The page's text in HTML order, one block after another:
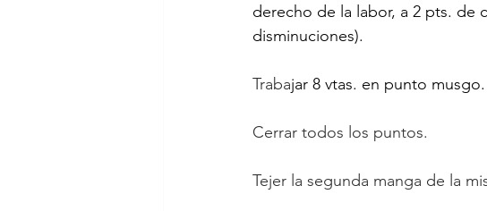
derecho de la labor, a 2 pts. de
disminuciones).
Trabajar 8 vtas. en punto musgo.
Cerrar todos los puntos.
Tejer la segunda manga de la